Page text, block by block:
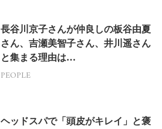
長谷川京子さんが仲良しの板谷由夏
さん、吉瀬美智子さん、井川遥さん
と集まる理由は…
PEOPLE
ヘッドスパで「頭皮がキレイ」と褒